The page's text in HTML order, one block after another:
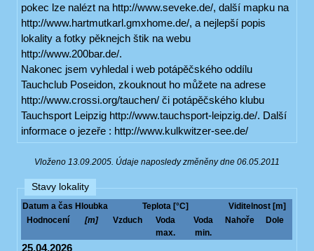
pokec lze nalézt na http://www.seveke.de/, další mapku na
http://www.hartmutkarl.gmxhome.de/, a nejlepší popis
lokality a fotky pěknejch štik na webu
http://www.200bar.de/.
Nakonec jsem vyhledal i web potápěčského oddílu
Tauchclub Poseidon, zkouknout ho můžete na adrese
http://www.crossi.org/tauchen/ či potápěčského klubu
Tauchsport Leipzig http://www.tauchsport-leipzig.de/. Další
informace o jezeře : http://www.kulkwitzer-see.de/
Vloženo 13.09.2005. Údaje naposledy změněny dne 06.05.2011
Stavy lokality
Datum a čas Hloubka Teplota [°C]
Viditelnost [m]
Hodnocení
[m] Vzduch
Voda
max.
Voda
min.
Nahoře Dole
25.04.2026